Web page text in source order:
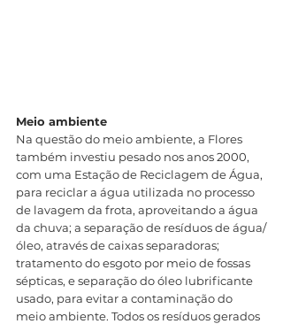
Meio ambiente
Na questão do meio ambiente, a Flores
também investiu pesado nos anos 2000,
com uma Estação de Reciclagem de Água,
para reciclar a água utilizada no processo
de lavagem da frota, aproveitando a água
da chuva; a separação de resíduos de água/
óleo, através de caixas separadoras;
tratamento do esgoto por meio de fossas
sépticas, e separação do óleo lubrificante
usado, para evitar a contaminação do
meio ambiente. Todos os resíduos gerados